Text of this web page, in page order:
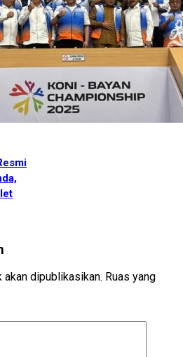
akan dipublikasikan. Ruas yang